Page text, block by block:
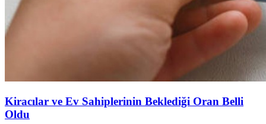
Kiracılar ve Ev Sahiplerinin Beklediği Oran Belli
Oldu